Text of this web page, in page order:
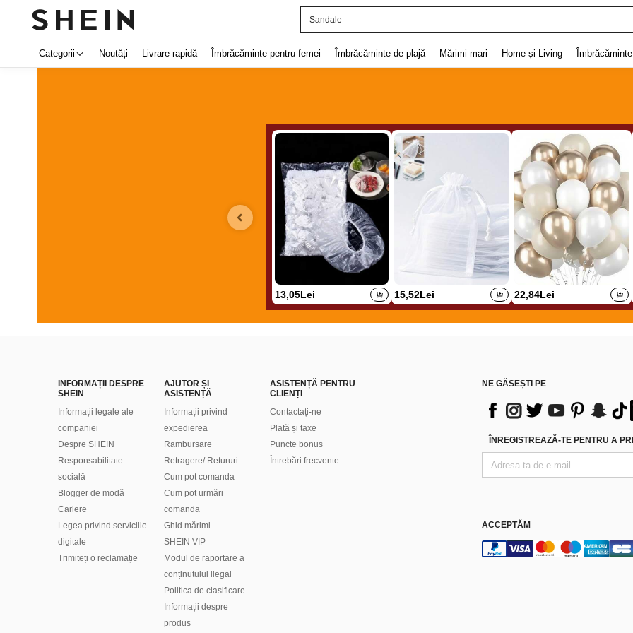
Sandale
Categorii Noutăți Livrare rapidă Îmbrăcăminte pentru femei Îmbrăcăminte de plajă Mărimi mari Home și Living
13,05Lei 15,52Lei 22,84Lei
INFORMAȚII DESPRE
SHEIN
Informații legale ale
companiei
Despre SHEIN
Responsabilitate
socială
Blogger de modă
Cariere
Legea privind serviciile
digitale
Trimiteți o reclamație
AJUTOR ȘI
ASISTENȚĂ
Informații privind
expedierea
Rambursare
Retragere/ Retururi
Cum pot comanda
Cum pot urmări
comanda
Ghid mărimi
SHEIN VIP
Modul de raportare a
conținutului ilegal
Politica de clasificare
​Informații despre
produs
ASISTENȚĂ PENTRU
CLIENȚI
Contactați-ne
Plată și taxe
Puncte bonus
Întrebări frecvente
NE GĂSEȘTI PE
ÎNREGISTREAZĂ-TE PENTRU A
ACCEPTĂM